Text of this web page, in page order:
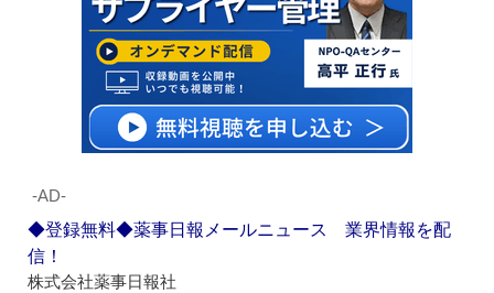
‐AD‐
◆登録無料◆薬事日報メールニュース 業界情報を配
信！
株式会社薬事日報社